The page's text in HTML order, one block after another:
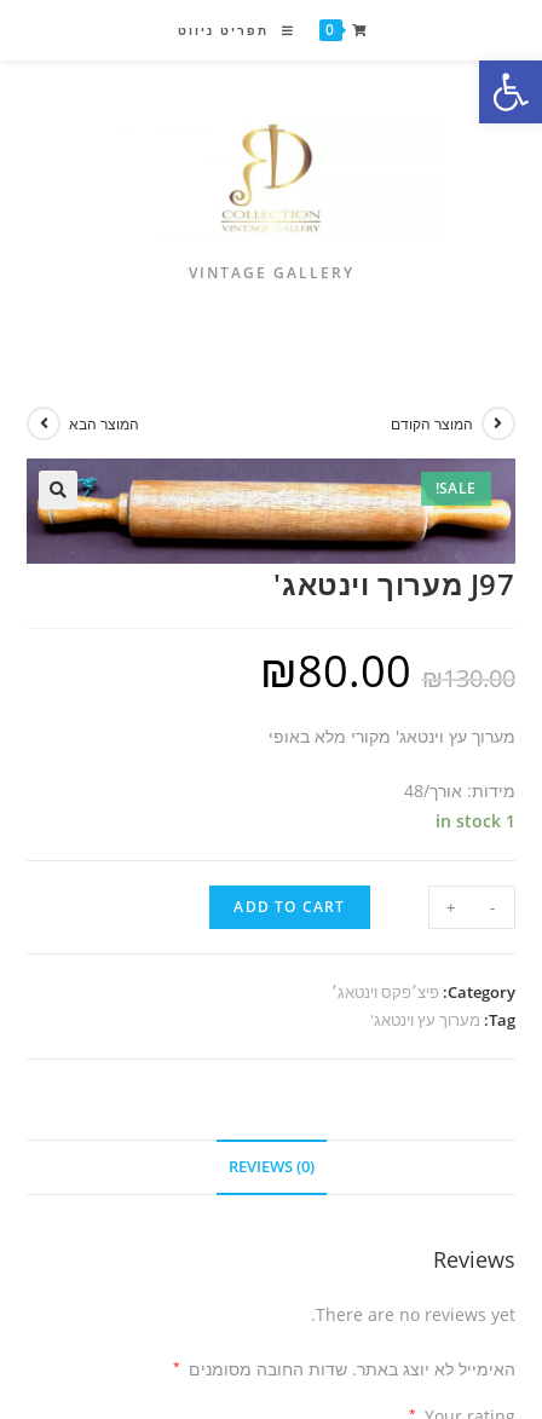
פתח סרגל נגישות
0 תפריט ניווט
VINTAGE GALLERY
SALE!
המוצר הקודם המוצר הבא
J97 מערוך וינטאג'
₪130.00
₪80.00
מערוך עץ וינטאג' מקורי מלא באופי
מידות: אורך/48
1 in stock
-
+
ADD TO CART
Category: פיצ׳פקס וינטאג׳
Tag: מערוך עץ וינטאג'
REVIEWS (0)
Reviews
There are no reviews yet.
האימייל לא יוצג באתר. שדות החובה מסומנים *
*